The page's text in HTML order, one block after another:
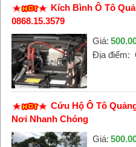
Kích Bình Ô Tô
0868.15.3579
Giá:
Địa điểm:
Cứu Hộ Ô Tô
Nơi Nhanh Chóng
Giá: